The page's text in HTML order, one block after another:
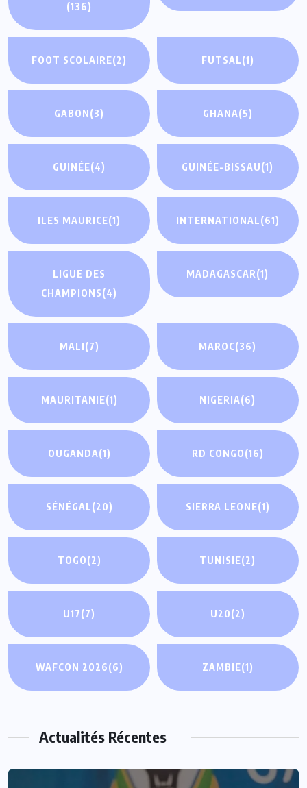
(136)
FOOT SCOLAIRE(2) FUTSAL(1)
GABON(3) GHANA(5)
GUINÉE(4) GUINÉE-BISSAU(1)
ILES MAURICE(1) INTERNATIONAL(61)
LIGUE DES
CHAMPIONS(4)
MADAGASCAR(1)
MALI(7) MAROC(36)
MAURITANIE(1) NIGERIA(6)
OUGANDA(1) RD CONGO(16)
SÉNÉGAL(20) SIERRA LEONE(1)
TOGO(2) TUNISIE(2)
U17(7) U20(2)
WAFCON 2026(6) ZAMBIE(1)
Actualités Récentes